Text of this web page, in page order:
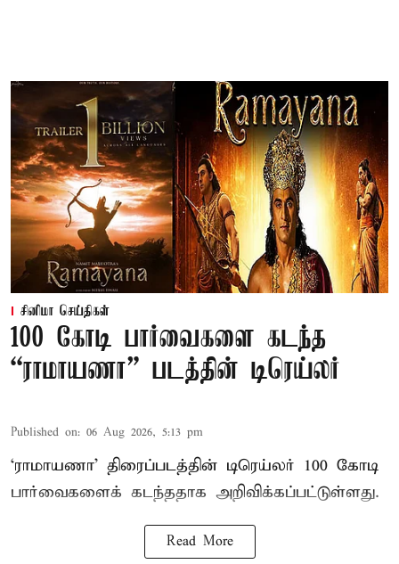
சினிமா செய்திகள்
100 கோடி பார்வைகளை கடந்த
“ராமாயணா” படத்தின் டிரெய்லர்
Published on: 06 Aug 2026, 5:13 pm
‘ராமாயணா’ திரைப்படத்தின் டிரெய்லர் 100 கோடி
பார்வைகளைக் கடந்ததாக அறிவிக்கப்பட்டுள்ளது.
Read More